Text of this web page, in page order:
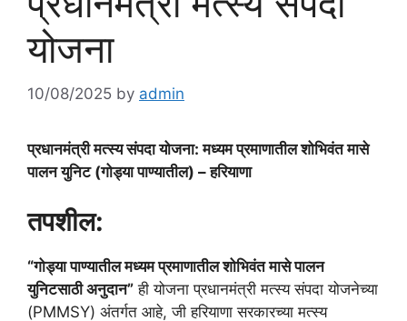
योजना
10/08/2025 by admin
प्रधानमंत्री मत्स्य संपदा योजना: मध्यम प्रमाणातील शोभिवंत मासे
पालन युनिट (गोड्या पाण्यातील) – हरियाणा
तपशील:
“गोड्या पाण्यातील मध्यम प्रमाणातील शोभिवंत मासे पालन
युनिटसाठी अनुदान” ही योजना प्रधानमंत्री मत्स्य संपदा योजनेच्या
(PMMSY) अंतर्गत आहे, जी हरियाणा सरकारच्या मत्स्य